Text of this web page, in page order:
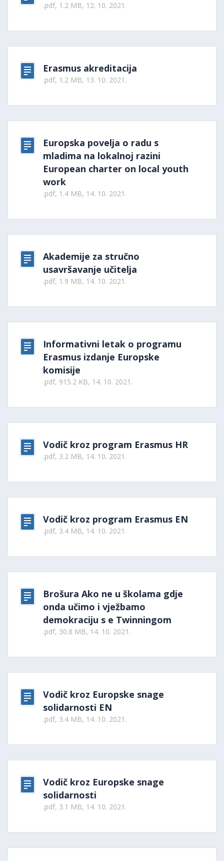
.pdf, 1.2 MB, 12. 10. 2021.
Erasmus akreditacija
.pdf, 1.2 MB, 13. 10. 2021.
Europska povelja o radu s
mladima na lokalnoj razini
European charter on local youth
work
.pdf, 1.4 MB, 14. 10. 2021.
Akademije za stručno
usavršavanje učitelja
.pdf, 1.9 MB, 14. 10. 2021.
Informativni letak o programu
Erasmus izdanje Europske
komisije
.pdf, 915.2 KB, 14. 10. 2021.
Vodič kroz program Erasmus HR
.pdf, 3.2 MB, 14. 10. 2021.
Vodič kroz program Erasmus EN
.pdf, 3.4 MB, 14. 10. 2021.
Brošura Ako ne u školama gdje
onda učimo i vježbamo
demokraciju s e Twinningom
.pdf, 30.8 MB, 14. 10. 2021.
Vodič kroz Europske snage
solidarnosti EN
.pdf, 3.4 MB, 14. 10. 2021.
Vodič kroz Europske snage
solidarnosti
.pdf, 3.1 MB, 14. 10. 2021.